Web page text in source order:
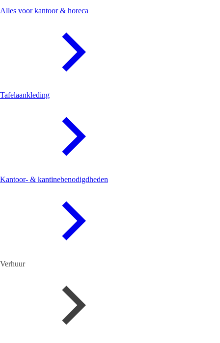
Alles voor kantoor & horeca
Tafelaankleding
Kantoor- & kantinebenodigdheden
Verhuur